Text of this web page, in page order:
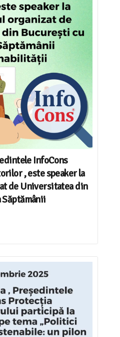
InfoCons
, este speaker la
de Universitatea din